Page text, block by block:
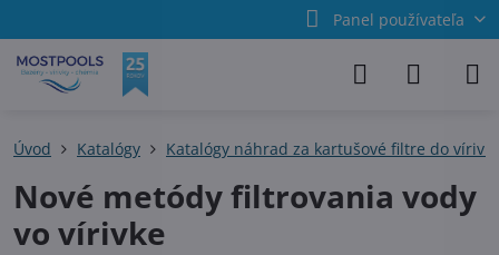
Panel používateľa
Úvod Katalógy Katalógy náhrad za kartušové filtre do
Nové metódy filtrovania vody
vo vírivke